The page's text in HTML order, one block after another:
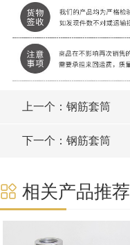
上一个：钢筋套筒
下一个：钢筋套筒
相关产品推荐